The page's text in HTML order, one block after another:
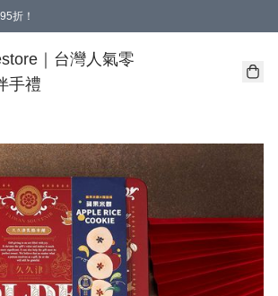
折！
運費優惠！（適用於 本地送貨、本地取貨 )
｜台灣人氣零
手禮